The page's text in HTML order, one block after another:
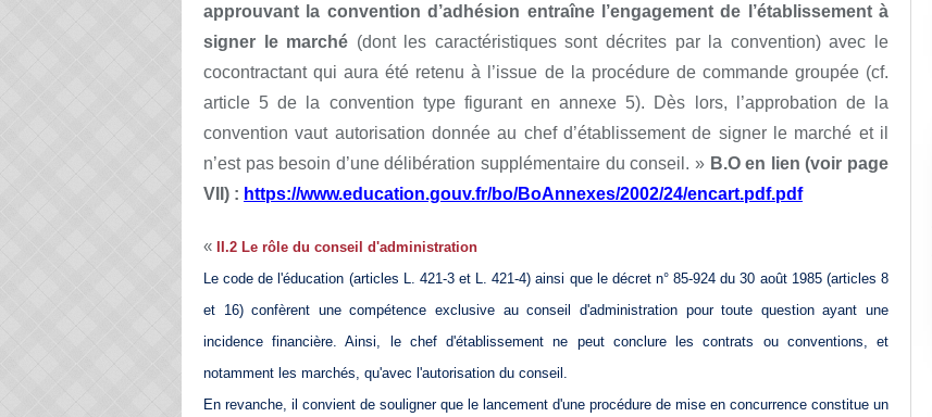
approuvant la convention d’adhésion entraîne l’engagement de l’établissement à
signer le marché (dont les caractéristiques sont décrites par la convention) avec le
cocontractant qui aura été retenu à l’issue de la procédure de commande groupée (cf.
article 5 de la convention type figurant en annexe 5). Dès lors, l’approbation de la
convention vaut autorisation donnée au chef d’établissement de signer le marché et il
n’est pas besoin d’une délibération supplémentaire du conseil. » B.O en lien (voir page
VII) : https://www.education.gouv.fr/bo/BoAnnexes/2002/24/encart.pdf.pdf
«
II.2 Le rôle du conseil d'administration
Le code de l'éducation (articles L. 421-3 et L. 421-4) ainsi que le décret n° 85-924 du 30 août 1985 (articles 8
et 16) confèrent une compétence exclusive au conseil d'administration pour toute question ayant une
incidence financière. Ainsi, le chef d'établissement ne peut conclure les contrats ou conventions, et
notamment les marchés, qu'avec l'autorisation du conseil.
En revanche, il convient de souligner que le lancement d'une procédure de mise en concurrence constitue un